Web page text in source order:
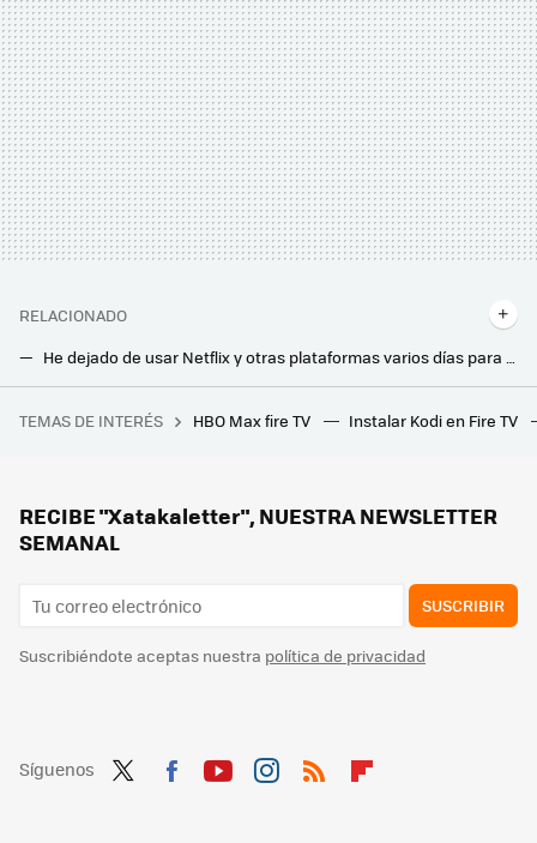
RELACIONADO
He dejado de usar Netflix y otras plataformas varios días para ver la TDT. El resultado es que me he acostado antes
He pasado una semana usando mi móvil como una consola de videojuegos: no es perfecto, pero es más que suficiente
TEMAS DE INTERÉS HBO Max fire TV Instalar Kodi en Fire TV
RECIBE "Xatakaletter", NUESTRA NEWSLETTER
SEMANAL
SUSCRIBIR
Suscribiéndote aceptas nuestra política de privacidad
Síguenos